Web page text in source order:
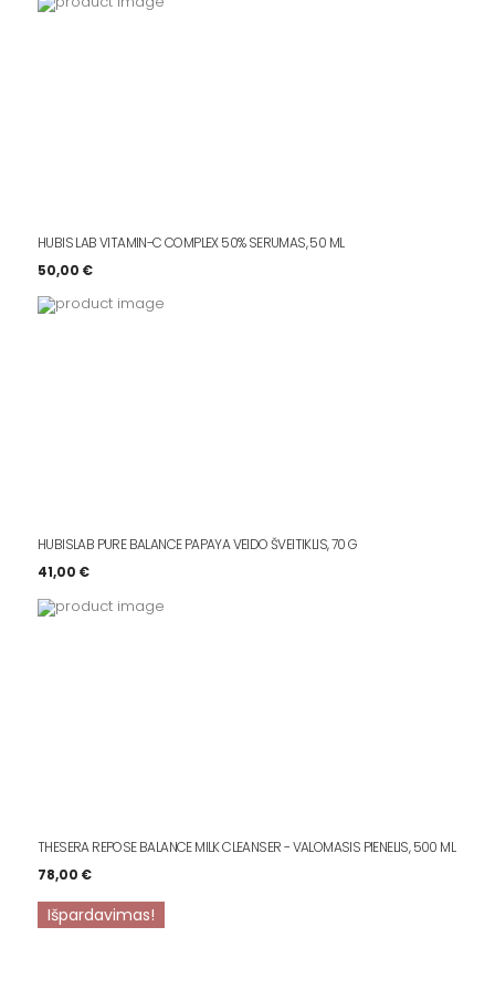
HUBIS LAB VITAMIN-C COMPLEX 50% SERUMAS, 50 ML
50,00 €
HUBISLAB PURE BALANCE PAPAYA VEIDO ŠVEITIKLIS, 70 G
41,00 €
THESERA REPOSE BALANCE MILK CLEANSER - VALOMASIS PIENELIS, 500 ML
78,00 €
Išpardavimas!